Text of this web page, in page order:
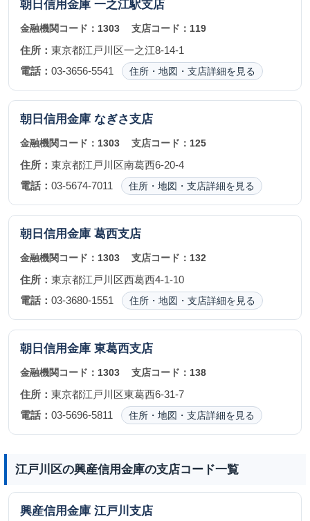
朝日信用金庫 一之江駅支店
金融機関コード： 1303 支店コード： 119
住所： 東京都江戸川区一之江8-14-1
電話： 03-3656-5541 住所・地図・支店詳細を見る
朝日信用金庫 なぎさ支店
金融機関コード： 1303 支店コード： 125
住所： 東京都江戸川区南葛西6-20-4
電話： 03-5674-7011 住所・地図・支店詳細を見る
朝日信用金庫 葛西支店
金融機関コード： 1303 支店コード： 132
住所： 東京都江戸川区西葛西4-1-10
電話： 03-3680-1551 住所・地図・支店詳細を見る
朝日信用金庫 東葛西支店
金融機関コード： 1303 支店コード： 138
住所： 東京都江戸川区東葛西6-31-7
電話： 03-5696-5811 住所・地図・支店詳細を見る
江戸川区の興産信用金庫の支店コード一覧
興産信用金庫 江戸川支店